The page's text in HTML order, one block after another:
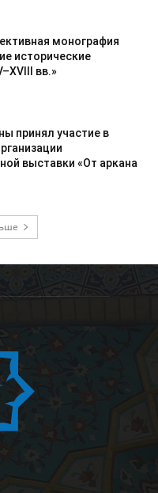
монография
исторические
вв.»
принял участие в
выставки «От аркана